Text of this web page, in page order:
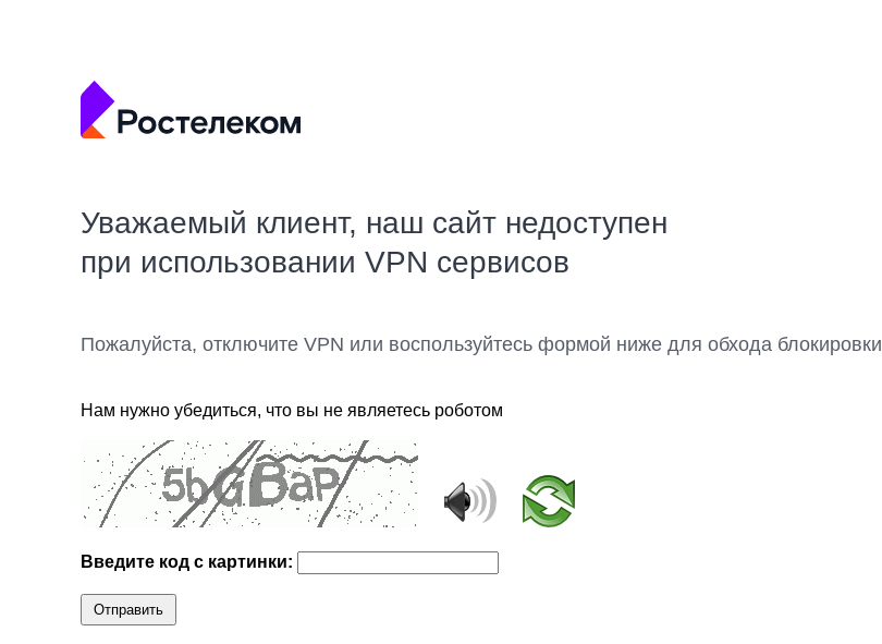
Уважаемый клиент, наш сайт недоступен
при использовании VPN сервисов
Пожалуйста, отключите VPN или воспользуйтесь формой ниже для обхода блокировки
Нам нужно убедиться, что вы не являетесь роботом
Введите код с картинки:
Отправить